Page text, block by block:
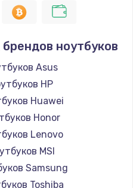
ноутбуков
Asus
HP
Huawei
Honor
Lenovo
MSI
Samsung
Toshiba